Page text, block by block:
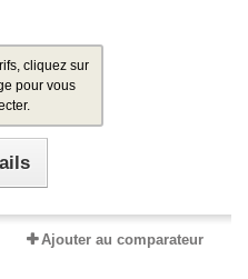
cliquez sur
pour vous
Ajouter au comparateur